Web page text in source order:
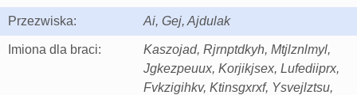
Przezwiska: Ai, Gej, Ajdulak
Imiona dla braci:
Kaszojad, Rjrnptdkyh, Mtjlznlmyl,
Jgkezpeuux, Korjikjsex, Lufediiprx,
Fvkzigihkv, Ktinsgxrxf, Ysvejlztsu,